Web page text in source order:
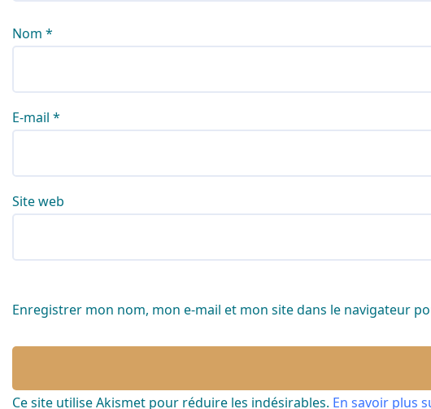
Nom *
E-mail *
Site web
Enregistrer mon nom, mon e-mail et mon site dans le navigateur
Ce site utilise Akismet pour réduire les indésirables. En savoir plus